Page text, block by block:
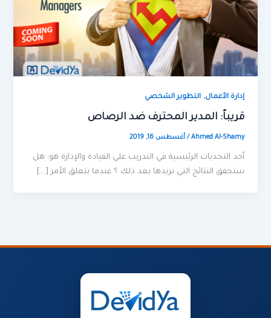
إدارة الأعمال,التطوير الشخصي
قريباً: المدير المحترف ضد الرصاص
Ahmed Al-Shamy
/أغسطس 16, 2019
أحد التحديات الرئيسية في التدريب علي القيادة والإدارة هو: هل
سنحقق النتائج التي نريدها بعد ذلك ؟ عندما يتعلق الأمر […]